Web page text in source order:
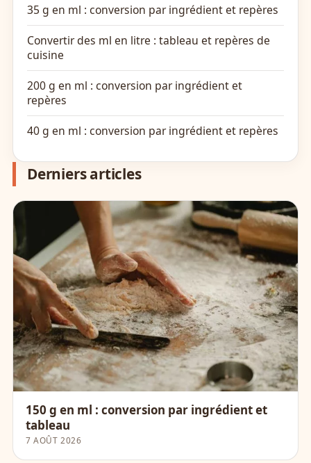
35 g en ml : conversion par ingrédient et repères
Convertir des ml en litre : tableau et repères de
cuisine
200 g en ml : conversion par ingrédient et
repères
40 g en ml : conversion par ingrédient et repères
Derniers articles
150 g en ml : conversion par ingrédient et
tableau
7 AOÛT 2026